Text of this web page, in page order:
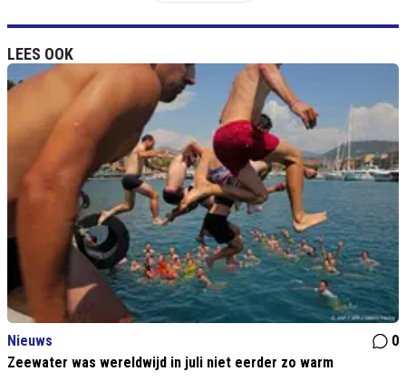
LEES OOK
Nieuws
0
Zeewater was wereldwijd in juli niet eerder zo warm